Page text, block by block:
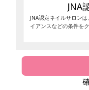
JNA
JNA認定ネイルサロン
イアンスなどの条件を